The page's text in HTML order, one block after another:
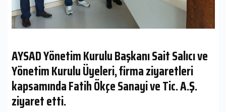
AYSAD Yönetim Kurulu Başkanı Sait Salıcı ve
Yönetim Kurulu Üyeleri, firma ziyaretleri
kapsamında Fatih Ökçe Sanayi ve Tic. A.Ş.
ziyaret etti.